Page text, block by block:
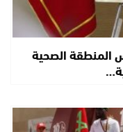
المنطقة الصحية